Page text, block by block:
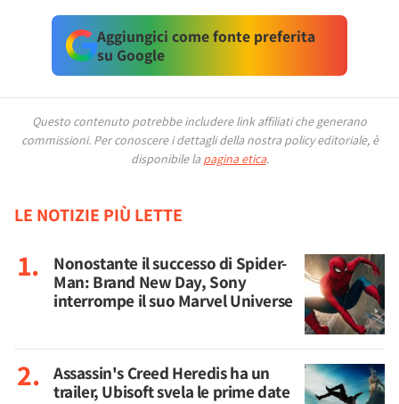
Aggiungici come fonte preferita
su Google
Questo contenuto potrebbe includere link affiliati che generano
commissioni. Per conoscere i dettagli della nostra policy editoriale, è
disponibile la pagina etica.
LE NOTIZIE PIÙ LETTE
Nonostante il successo di Spider-
Man: Brand New Day, Sony
interrompe il suo Marvel Universe
Assassin's Creed Heredis ha un
trailer, Ubisoft svela le prime date